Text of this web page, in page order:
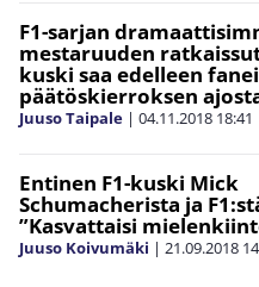
F1-sarjan
mestaruuden
kuski saa edelleen
päätöskierroksen
Juuso Taipale | 04.11.2018 18:41
Entinen F1-kuski Mick
Schumacherista ja
”Kasvattaisi
Juuso Koivumäki | 21.09.2018